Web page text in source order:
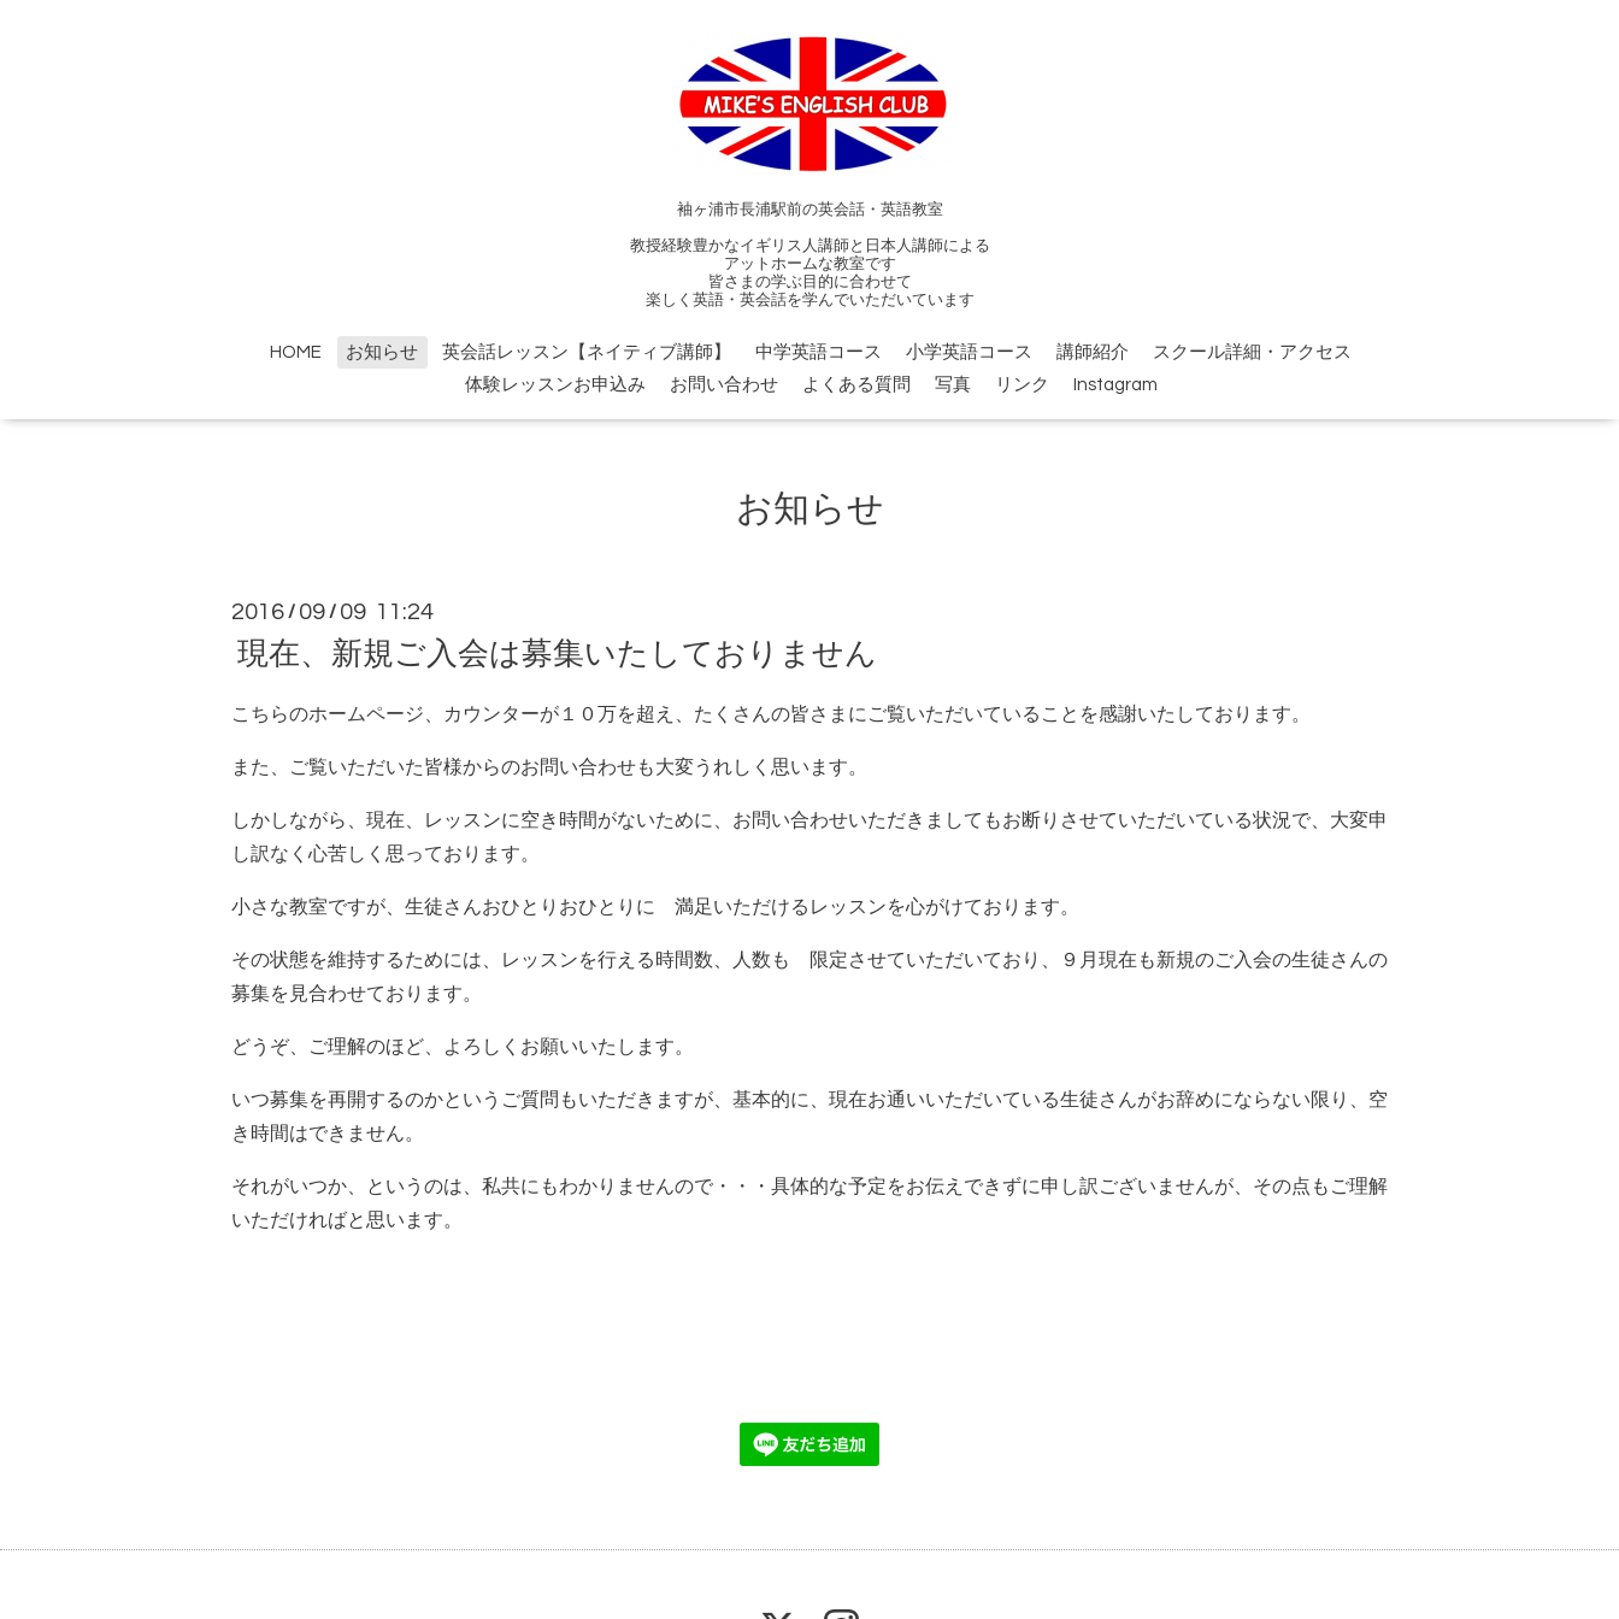
袖ヶ浦市長浦駅前の英会話・英語教室
教授経験豊かなイギリス人講師と日本人講師による
アットホームな教室です
皆さまの学ぶ目的に合わせて
楽しく英語・英会話を学んでいただいています
HOME お知らせ 英会話レッスン【ネイティブ講師】 中学英語コース 小学英語コース 講師紹介
スクール詳細・アクセス
体験レッスンお申込み
お問い合わせ よくある質問 写真 リンク Instagram
お知らせ
2016 / 09 / 09 11:24
現在、新規ご入会は募集いたしておりません
こちらのホームページ、カウンターが１０万を超え、たくさんの皆さまにご覧いただいていることを感謝いたしております。
また、ご覧いただいた皆様からのお問い合わせも大変うれしく思います。
しかしながら、現在、レッスンに空き時間がないために、お問い合わせいただきましてもお断りさせていただいている状況で、大変申
し訳なく心苦しく思っております。
小さな教室ですが、生徒さんおひとりおひとりに 満足いただけるレッスンを心がけております。
その状態を維持するためには、レッスンを行える時間数、人数も 限定させていただいており、９月現在も新規のご入会の生徒さんの
募集を見合わせております。
どうぞ、ご理解のほど、よろしくお願いいたします。
いつ募集を再開するのかというご質問もいただきますが、基本的に、現在お通いいただいている生徒さんがお辞めにならない限り、空
き時間はできません。
それがいつか、というのは、私共にもわかりませんので・・・具体的な予定をお伝えできずに申し訳ございませんが、その点もご理解
いただければと思います。